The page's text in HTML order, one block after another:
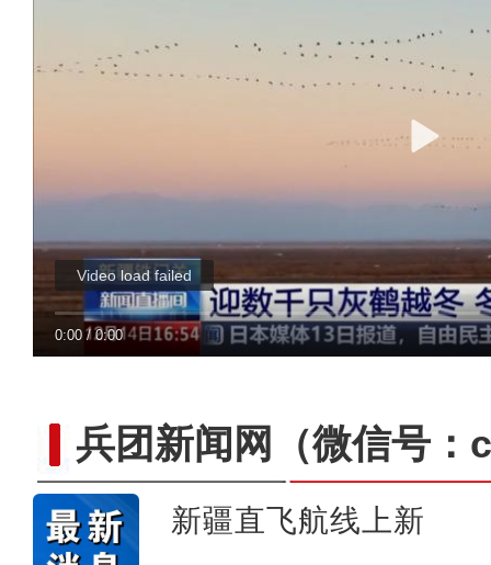
0:00 /0:00
Video load failed
兵团新闻网 （微信号
新疆直飞航线上新